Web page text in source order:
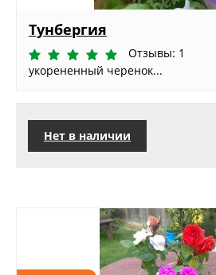
Тунбергия
Отзывы: 1
укорененный черенок...
Нет в наличии